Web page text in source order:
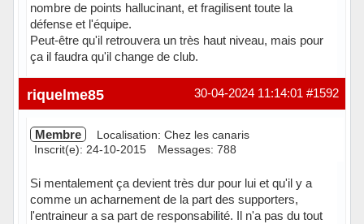
nombre de points hallucinant, et fragilisent toute la
défense et l'équipe.
Peut-être qu'il retrouvera un très haut niveau, mais pour
ça il faudra qu'il change de club.
Hors ligne #1592
30-04-2024 11:14:01
riquelme85
Membre
Localisation: Chez les canaris
Inscrit(e): 24-10-2015
Messages: 788
Si mentalement ça devient très dur pour lui et qu'il y a
comme un acharnement de la part des supporters,
l'entraineur a sa part de responsabilité. Il n'a pas du tout